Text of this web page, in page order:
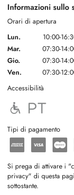
Informazioni sullo
Orari di apertura
Lun.
10:00-
Mar.
07:30-
Gio.
07:30-
Ven.
07:30-
Accessibilità
Tipi di pagamento
Si prega di attivare i
privacy" di questa
sottostante.